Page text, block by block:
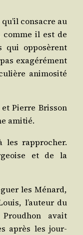
consacre au
comme il est de
qui oppo­sèrent
exa­gé­ré­ment
ani­mo­si­té
Pierre Bris­son
amitié.
les rap­pro­cher.
et de la
les Ménard,
l’au­teur du
avait
après les jour­